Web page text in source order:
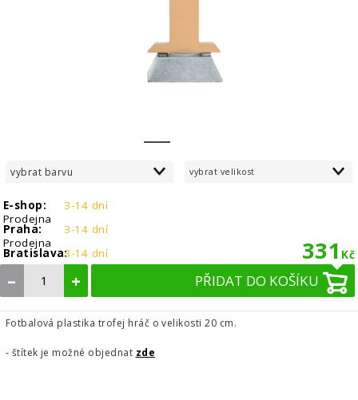
vybrat barvu vybrat velikost
E-shop:
3-14 dní
Prodejna
Praha:
3-14 dní
Prodejna
Bratislava:3-14 dní 331 Kč
– + PŘIDAT DO KOŠÍKU
Fotbalová plastika trofej hráč o velikosti 20 cm.
- štítek je možné objednat zde